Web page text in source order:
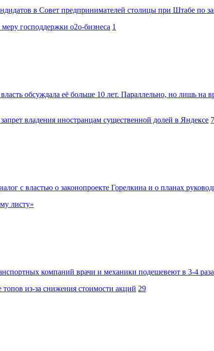
в Совет предпринимателей столицы при Штабе по
господдержки o2o-бизнеса 1
обсуждала её больше 10 лет. Параллельно, но лишь на
владения иностранцам существенной долей в Яндексе 7
с властью о законопроекте Горелкина и о планах
листу»
компаний врачи и механики подешевеют в 3-4
из-за снижения стоимости акций 29